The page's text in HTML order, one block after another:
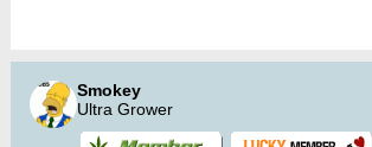
Smokey
Ultra Grower